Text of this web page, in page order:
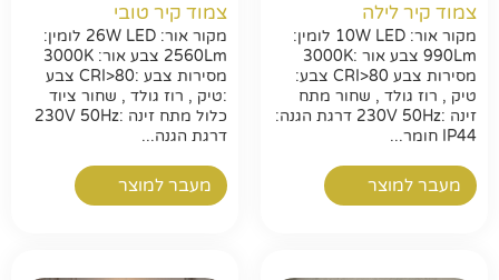
צמוד קיר לילה
מקור אור: 10W LED לומין:
990Lm צבע אור :3000K
מסירות צבע CRI>80 צבע:
טיק , רוז גולד , שחור מתח
זינה :230V 50Hz דרגת הגנה:
IP44 חומר...
מעבר למוצר
צמוד קיר טובי
מקור אור: 26W LED לומין:
2560Lm צבע אור: 3000K
מסירות צבע :CRI>80 צבע
:טיק , רוז גולד , שחור ציוד
כלול מתח זינה :230V 50Hz
דרגת הגנה...
מעבר למוצר